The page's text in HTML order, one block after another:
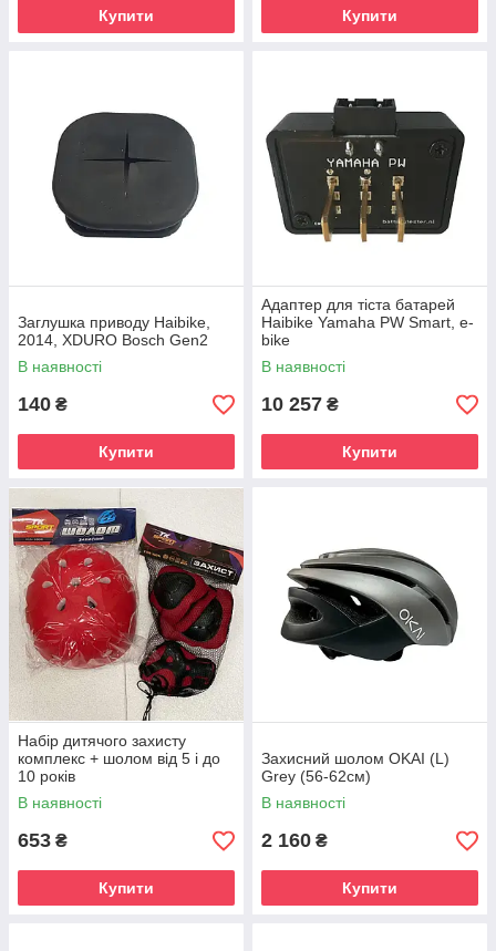
Купити Купити
Заглушка приводу Haibike,
2014, XDURO Bosch Gen2
В наявності
140 ₴
Купити
Адаптер для тіста батарей
Haibike Yamaha PW Smart, e-
bike
В наявності
10 257 ₴
Купити
Набір дитячого захисту
комплекс + шолом від 5 і до
10 років
В наявності
653 ₴
Купити
Захисний шолом OKAI (L)
Grey (56-62см)
В наявності
2 160 ₴
Купити